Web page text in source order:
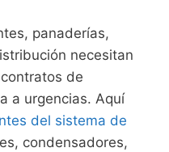
panaderías,
necesitan
de
a urgencias. Aquí
del sistema de
condensadores,